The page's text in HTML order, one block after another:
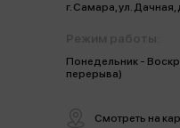
г. Самара, ул. Дачная,
Понедельник -
перерыва)
Смотреть на